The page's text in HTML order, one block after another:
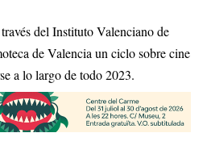
del Instituto Valenciano de
de Valencia un ciclo sobre cine
a lo largo de todo 2023.